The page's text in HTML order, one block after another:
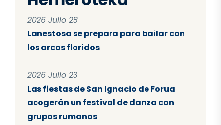
2026 Julio 28
Lanestosa se prepara para bailar con
los arcos floridos
2026 Julio 23
Las fiestas de San Ignacio de Forua
acogerán un festival de danza con
grupos rumanos